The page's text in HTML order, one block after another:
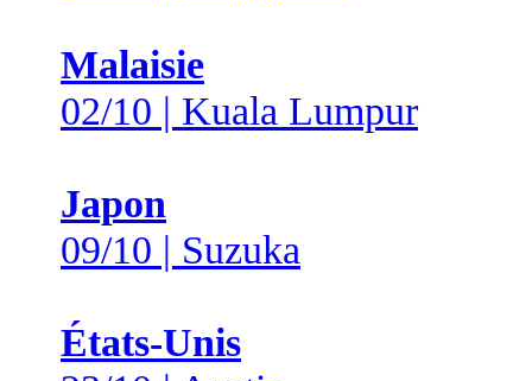
Malaisie
02/10 | Kuala Lumpur
Japon
09/10 | Suzuka
États-Unis